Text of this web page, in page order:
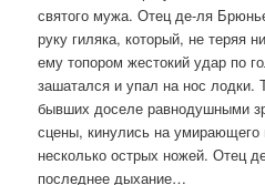
святого мужа. Отец де-ля
руку гиляка, который, не теряя
ему топором жестокий удар по
зашатался и упал на нос лодки.
бывших доселе равнодушными
сцены, кинулись на умирающего
несколько острых ножей. Отец
последнее дыхание…